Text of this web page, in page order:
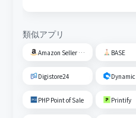
類似アプリ
Amazon Seller Central BASE
Digistore24
PHP Point of Sale Printify